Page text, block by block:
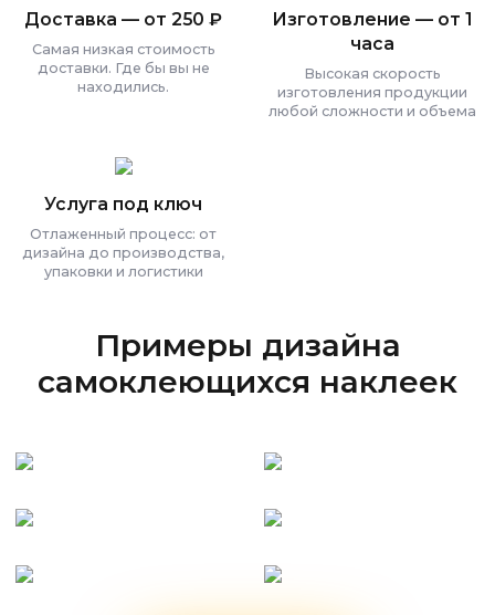
Доставка — от 250 ₽
Самая низкая стоимость
доставки. Где бы вы не
находились.
Изготовление — от 1
часа
Высокая скорость
изготовления продукции
любой сложности и объема
Услуга под ключ
Отлаженный процесс: от
дизайна до производства,
упаковки и логистики
Примеры дизайна
самоклеющихся наклеек